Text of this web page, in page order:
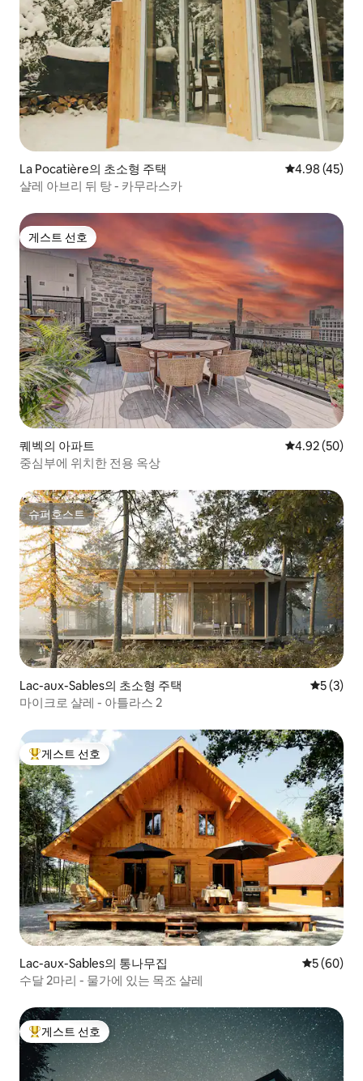
La Pocatière의 초소형 주택 평점 4.98점(5
4.98 (45)
샬레 아브리 뒤 탕 - 카무라스카
게스트 선호
게스트 선호
퀘벡의 아파트 평점 4.92점(5
4.92 (50)
중심부에 위치한 전용 옥상
슈퍼호스트
슈퍼호스트
Lac-aux-Sables의 초소형 주택 평점 5점
5 (3)
마이크로 샬레 - 아틀라스 2
상위 게스트 선호
게스트 선호
Lac-aux-Sables의 통나무집 평점 5점(5
5 (60)
수달 2마리 - 물가에 있는 목조 샬레
상위 게스트 선호
게스트 선호